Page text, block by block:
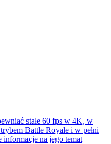
stałe 60 fps w 4K, w
Battle Royale i w pełni
na jego temat